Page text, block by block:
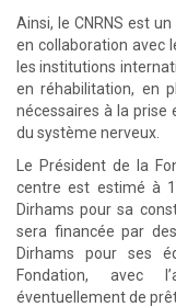
Ainsi, le CNRNS est
en collaboration avec
les institutions
en réhabilitation, en
nécessaires à la
du système nerveux.
Le Président de la
centre est estimé à
Dirhams pour sa
sera financée par
Dirhams pour ses
Fondation, avec
éventuellement de